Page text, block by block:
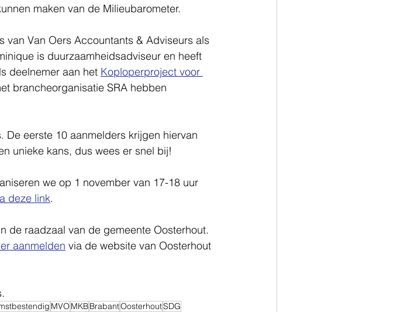
maken van de Milieubarometer.
van Van Oers Accountants & Adviseurs als
is duurzaamheidsadviseur en heeft
deelnemer aan het Koploperproject voor
brancheorganisatie SRA hebben
eerste 10 aanmelders krijgen hiervan
unieke kans, dus wees er snel bij!
we op 1 november van 17-18 uur
deze link.
de raadzaal van de gemeente Oosterhout.
aanmelden via de website van Oosterhout
MVOMKBBrabantOosterhoutSDG